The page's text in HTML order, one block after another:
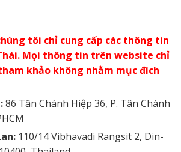
tôi chỉ cung cấp các thông tin
Mọi thông tin trên website chỉ
khảo không nhằm mục đích
86 Tân Chánh Hiệp 36, P. Tân Chánh
110/14 Vibhavadi Rangsit 2, Din-